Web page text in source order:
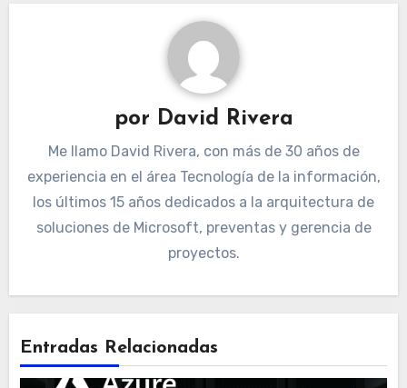
por David Rivera
Me llamo David Rivera, con más de 30 años de
experiencia en el área Tecnología de la información,
los últimos 15 años dedicados a la arquitectura de
soluciones de Microsoft, preventas y gerencia de
proyectos.
Entradas Relacionadas